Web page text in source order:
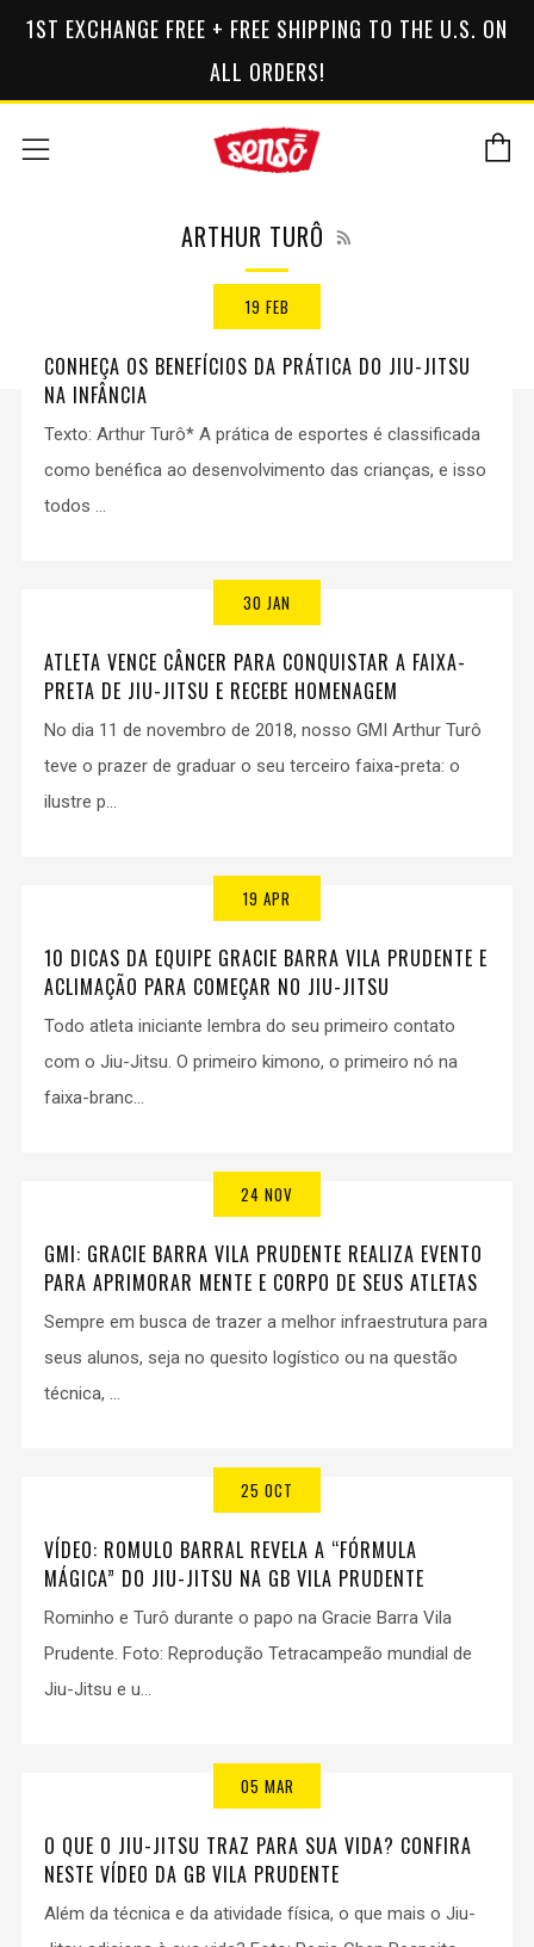
1ST EXCHANGE FREE + FREE SHIPPING TO THE U.S. ON
ALL ORDERS!
Menu
ARTHUR TURÔ
19 FEB
CONHEÇA OS BENEFÍCIOS DA PRÁTICA DO JIU-JITSU
NA INFÂNCIA
Texto: Arthur Turô* A prática de esportes é classificada
como benéfica ao desenvolvimento das crianças, e isso
todos ...
30 JAN
ATLETA VENCE CÂNCER PARA CONQUISTAR A FAIXA-
PRETA DE JIU-JITSU E RECEBE HOMENAGEM
No dia 11 de novembro de 2018, nosso GMI Arthur Turô
teve o prazer de graduar o seu terceiro faixa-preta: o
ilustre p...
19 APR
10 DICAS DA EQUIPE GRACIE BARRA VILA PRUDENTE E
ACLIMAÇÃO PARA COMEÇAR NO JIU-JITSU
Todo atleta iniciante lembra do seu primeiro contato
com o Jiu-Jitsu. O primeiro kimono, o primeiro nó na
faixa-branc...
24 NOV
GMI: GRACIE BARRA VILA PRUDENTE REALIZA EVENTO
PARA APRIMORAR MENTE E CORPO DE SEUS ATLETAS
Sempre em busca de trazer a melhor infraestrutura para
seus alunos, seja no quesito logístico ou na questão
técnica, ...
25 OCT
VÍDEO: ROMULO BARRAL REVELA A “FÓRMULA
MÁGICA” DO JIU-JITSU NA GB VILA PRUDENTE
Rominho e Turô durante o papo na Gracie Barra Vila
Prudente. Foto: Reprodução Tetracampeão mundial de
Jiu-Jitsu e u...
05 MAR
O QUE O JIU-JITSU TRAZ PARA SUA VIDA? CONFIRA
NESTE VÍDEO DA GB VILA PRUDENTE
Além da técnica e da atividade física, o que mais o Jiu-